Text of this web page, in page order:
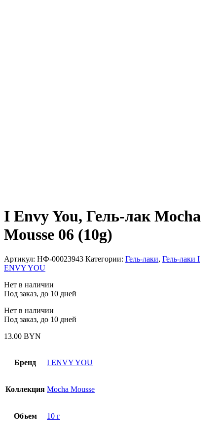
I Envy You, Гель-лак Mocha
Mousse 06 (10g)
Артикул: НФ-00023943 Категории: Гель-лаки, Гель-лаки I
ENVY YOU
Нет в наличии
Под заказ, до 10 дней
Нет в наличии
Под заказ, до 10 дней
13.00 BYN
Бренд I ENVY YOU
Коллекция Mocha Mousse
Объем 10 г